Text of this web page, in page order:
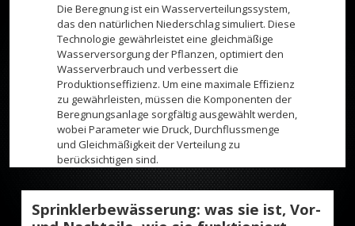
Die Beregnung ist ein Wasserverteilungssystem,
das den natürlichen Niederschlag simuliert. Diese
Technologie gewährleistet eine gleichmäßige
Wasserversorgung der Pflanzen, optimiert den
Wasserverbrauch und verbessert die
Produktionseffizienz. Um eine maximale Effizienz
zu gewährleisten, müssen die Komponenten der
Beregnungsanlage sorgfältig ausgewählt werden,
wobei Parameter wie Druck, Durchflussmenge
und Gleichmäßigkeit der Verteilung zu
berücksichtigen sind.
Sprinklerbewässerung: was sie ist, Vor-